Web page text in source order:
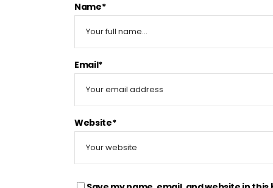
Name*
Email*
Website*